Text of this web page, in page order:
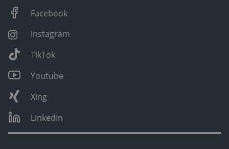
Facebook
Instagram
TikTok
Youtube
Xing
LinkedIn